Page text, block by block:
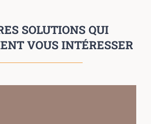
SOLUTIONS QUI
VOUS INTÉRESSER